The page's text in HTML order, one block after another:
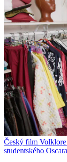
Český film Volklore
studentského Oscara